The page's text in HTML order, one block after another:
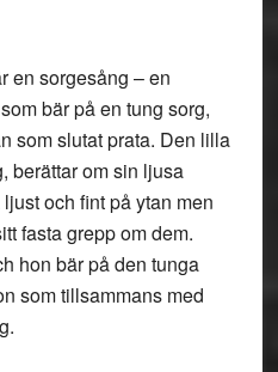
en sorgesång – en
bär på en tung sorg,
som slutat prata. Den lilla
berättar om sin ljusa
och fint på ytan men
fasta grepp om dem.
hon bär på den tunga
som tillsammans med